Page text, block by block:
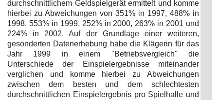
durchschnittlichem Geldspielgerät ermittelt und komme
hierbei zu Abweichungen von 351% in 1997, 488% in
1998, 553% in 1999, 252% in 2000, 263% in 2001 und
224% in 2002. Auf der Grundlage einer weiteren,
gesonderten Datenerhebung habe die Klägerin für das
Jahr 1999 in einem "Betriebsvergleich" die
Unterschiede der Einspielergebnisse miteinander
verglichen und komme hierbei zu Abweichungen
zwischen dem besten und dem schlechtesten
durchschnittlichen Einspielergebnis pro Spielhalle und